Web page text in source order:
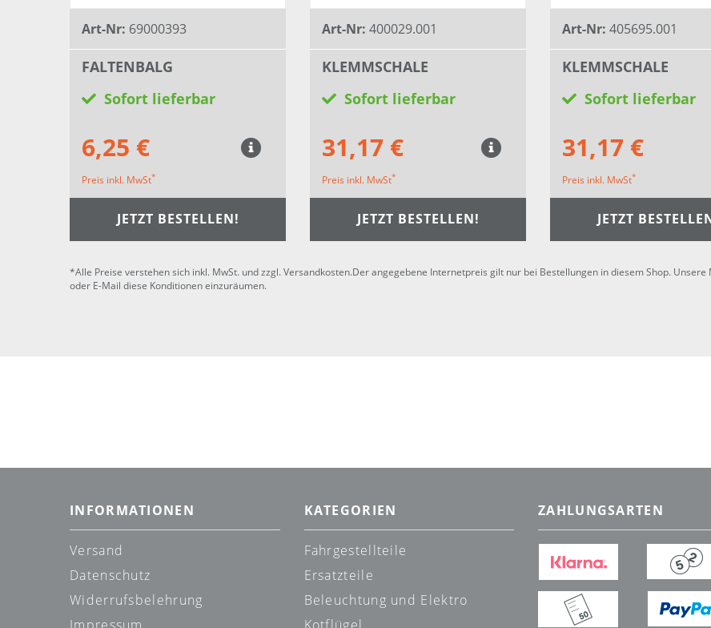
Art-Nr: 69000393
FALTENBALG
Sofort lieferbar
6,25 €
Preis inkl. MwSt*
JETZT BESTELLEN!
Art-Nr: 400029.001
KLEMMSCHALE
Sofort lieferbar
31,17 €
Preis inkl. MwSt*
JETZT BESTELLEN!
Art-Nr: 405695.001
KLEMMSCHALE
Sofort lieferbar
31,17 €
Preis inkl. MwSt*
JETZT
*Alle Preise verstehen sich inkl. MwSt. und zzgl. Versandkosten.Der angegebene Internetpreis gilt nur bei Bestellungen in diesem Shop.
oder E-Mail diese Konditionen einzuräumen.
INFORMATIONEN
Versand
Datenschutz
Widerrufsbelehrung
Impressum
KATEGORIEN
Fahrgestellteile
Ersatzteile
Beleuchtung und Elektro
Kotflügel
ZAHLUNGSARTEN